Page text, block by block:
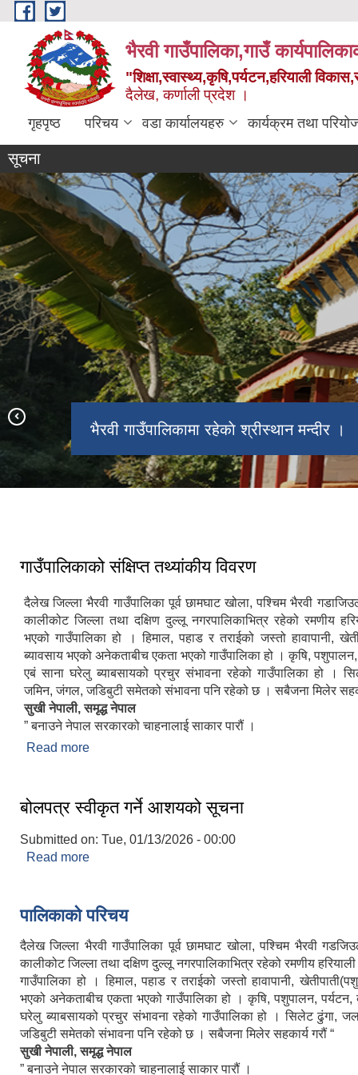
Skip to main content
भैरवी गाउँपालिका,गाउँ
"शिक्षा,स्वास्थ्य,कृषि,पर्यटन,हरियाली
दैलेख, कर्णाली प्रदेश ।
गृहपृष्ठ परिचय वडा कार्यालयहरु कार्यक्रम तथा
सूचना
भैरवी गाउँपालिकामा रहेकाे श्रीस्थान मन्दीर ।
११ औ गाउँसभा समुदघाटन कार्यक्रम ।
भैरवी गाउँपालिकामा रहेकाे धर्मशाला ।
गाउँपालिकाको संक्षिप्त तथ्यांकीय विवरण
दैलेख जिल्ला भैरवी गाउँपालिका पूर्व छामघाट खोला, पश्चिम भैरवी
कालीकोट जिल्ला तथा दक्षिण दुल्लू नगरपालिकाभित्र रहेको रमणीय
भएको गाउँपालिका हो । हिमाल, पहाड र तराईको जस्तो हावापानी,
ब्यावसाय भएको अनेकताबीच एकता भएको गाउँपालिका हो । कृषि, पशुपालन,
एबं साना घरेलु ब्याबसायको प्रचुर संभावना रहेको गाउँपालिका हो ।
जमिन, जंगल, जडिबुटी समेतको संभावना पनि रहेको छ । सबैजना मिलेर
सुखी नेपाली, समृद्ध नेपाल
” बनाउने नेपाल सरकारको चाहनालाई साकार पारौं ।
Read more
बोलपत्र स्वीकृत गर्ने आशयको सूचना
Submitted on: Tue, 01/13/2026 - 00:00
Read more
पालिकाको परिचय
दैलेख जिल्ला भैरवी गाउँपालिका पूर्व छामघाट खोला, पश्चिम भैरवी
कालीकोट जिल्ला तथा दक्षिण दुल्लू नगरपालिकाभित्र रहेको रमणीय
गाउँपालिका हो । हिमाल, पहाड र तराईको जस्तो हावापानी,
भएको अनेकताबीच एकता भएको गाउँपालिका हो । कृषि, पशुपालन, पर्यटन,
घरेलु ब्याबसायको प्रचुर संभावना रहेको गाउँपालिका हो । सिलेट ढुंगा,
जडिबुटी समेतको संभावना पनि रहेको छ । सबैजना मिलेर सहकार्य गरौं “
सुखी नेपाली, समृद्ध नेपाल
” बनाउने नेपाल सरकारको चाहनालाई साकार पारौं ।